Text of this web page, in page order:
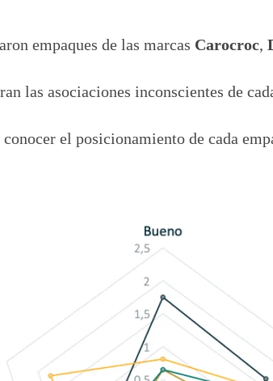
empaques de las marcas Carocroc,
las asociaciones inconscientes de
el posicionamiento de cada